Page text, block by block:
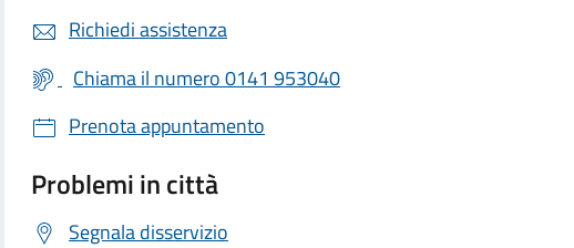
Richiedi assistenza
Chiama il numero 0141 953040
Prenota appuntamento
Problemi in città
Segnala disservizio